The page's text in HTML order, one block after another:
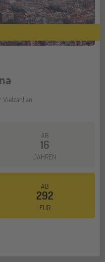
Vielzahl an
AB
16
JAHREN
AB
292
EUR